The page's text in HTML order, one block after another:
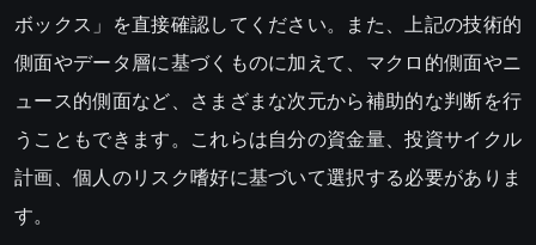
ボックス」を直接確認してください。また、上記の技術的
側面やデータ層に基づくものに加えて、マクロ的側面やニ
ュース的側面など、さまざまな次元から補助的な判断を行
うこともできます。これらは自分の資金量、投資サイクル
計画、個人のリスク嗜好に基づいて選択する必要がありま
す。